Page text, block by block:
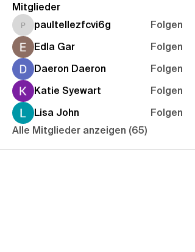
Mitglieder
paultellezfcvi6g
paultellezfcvi6g
Folgen
Edla Gar
Folgen
Daeron Daeron
Folgen
Katie Syewart
Folgen
Lisa John
Folgen
Alle Mitglieder anzeigen (65)